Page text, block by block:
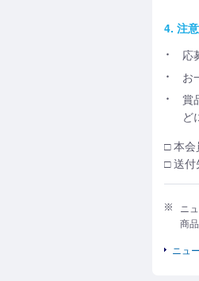
4. 注
応
お
賞
ど
□ 本会
□ 送付
ニ
商
ニュ